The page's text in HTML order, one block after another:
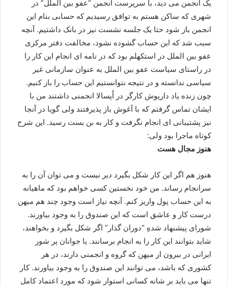
یک انجمن می دید، با سرپرست انجمن “عفو بین الملل” در
شهری که ساکن هستم به توافق رسیدیم که حسابی بنام این
انجمن باز شود حتا یک جلسه نشست نیز در بانک داشتیم. آنچه
سبب شد که این حساب گشوده نشود، مخالفت دفتر مرکزی
عفو بین الملل در استکهلم بود که در نامه ای انجام این کار را
در راستای سیاست عفو بین الملل به عنوان سازمانی غیر
سیاسی ندانسته و در نتیجه نتوانستیم این حساب را باز کنیم.
چون زنده یاد داریوش کارگر در اُپسالا انجمنی داشتند من با
ایشان تماس گرفتم که با آغوش باز پذیرفتند ولی گویا در آنجا
نیز پشتیبانی ای انجام نگرفت و کار به بن بست رسید. این شرح
کوتاه ماجرا بود ولی:
هنوز مجال هست
هنوز هم اگر این کار شکل بگیرد دیر نیست و می توان آن را به
سرانجام رساند. من خود نخستین کسی خواهم بود که ماهیانه
به این حساب پول واریز کنم. آنچه نیاز است وجود چند هم میهن
درست کار و عاشق است که این صندوق را به وجود بیاورند.
شورای پیشنهاد شدهِ “دوران گذار” اگر شکل بگیرد و بخواهند،
شاید بتوانند این کار را به انجام برسانند. یا جوانان پر شور
ایرانی در بیرون از میهن که گروه و انجمنی دارند، در هر
کشوری که باشد، می توانند این صندوق را به وجود بیاورند. کار
تنها می باید بر شانه کسانی استوار شود که مورد اعتماد کامل